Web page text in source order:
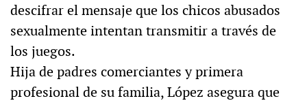
descifrar el mensaje que los chicos abusados
sexualmente intentan transmitir a través de
los juegos.
Hija de padres comerciantes y primera
profesional de su familia, López asegura que